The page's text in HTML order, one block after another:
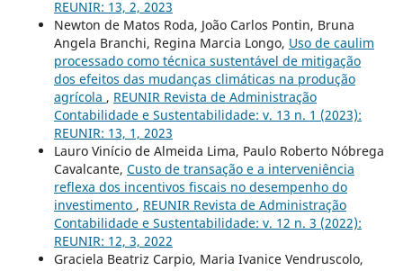
REUNIR: 13, 2, 2023
Newton de Matos Roda, João Carlos Pontin, Bruna
Angela Branchi, Regina Marcia Longo, Uso de caulim
processado como técnica sustentável de mitigação
dos efeitos das mudanças climáticas na produção
agrícola , REUNIR Revista de Administração
Contabilidade e Sustentabilidade: v. 13 n. 1 (2023):
REUNIR: 13, 1, 2023
Lauro Vinício de Almeida Lima, Paulo Roberto Nóbrega
Cavalcante, Custo de transação e a interveniência
reflexa dos incentivos fiscais no desempenho do
investimento , REUNIR Revista de Administração
Contabilidade e Sustentabilidade: v. 12 n. 3 (2022):
REUNIR: 12, 3, 2022
Graciela Beatriz Carpio, Maria Ivanice Vendruscolo,